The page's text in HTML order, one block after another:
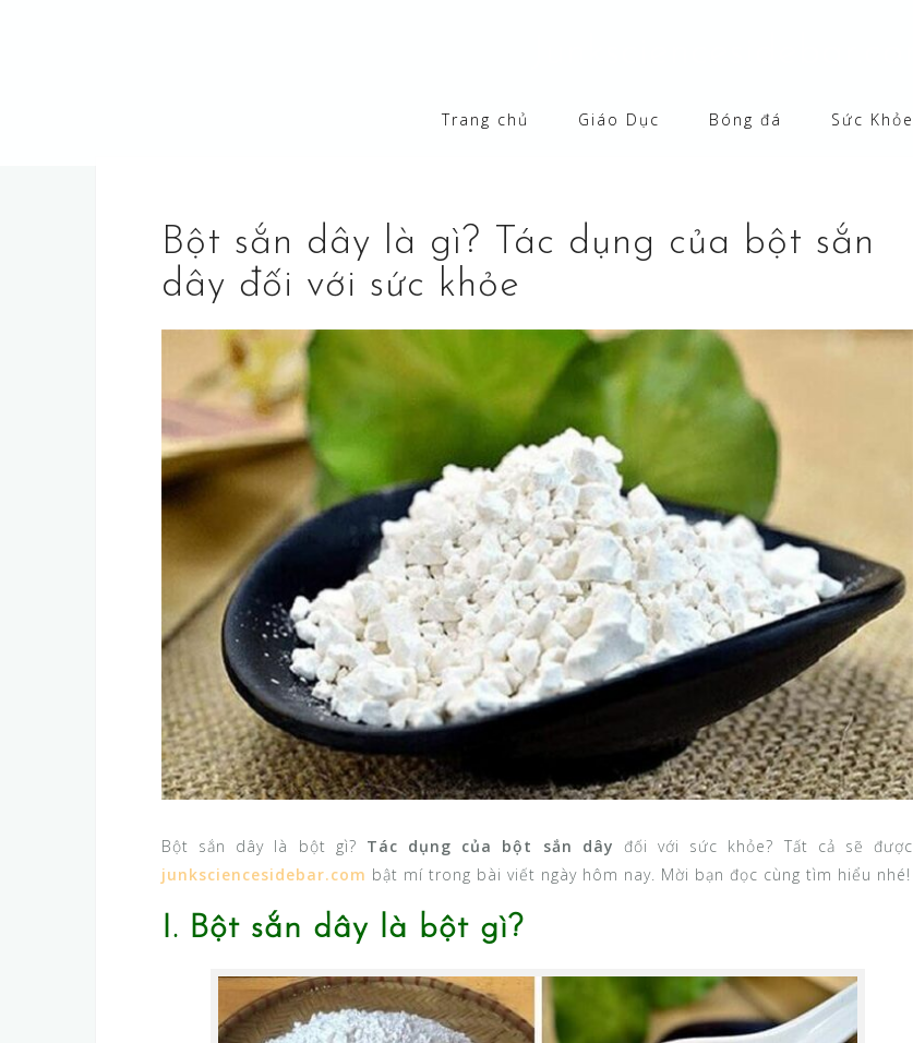
Trang chủ Giáo Dục Bóng đá Sức Khỏe
Bột sắn dây là gì? Tác dụng của bột sắn
dây đối với sức khỏe
Bột sắn dây là bột gì? Tác dụng của bột sắn dây đối với sức khỏe? Tất cả sẽ được
junksciencesidebar.com bật mí trong bài viết ngày hôm nay. Mời bạn đọc cùng tìm hiểu nhé!
I. Bột sắn dây là bột gì?